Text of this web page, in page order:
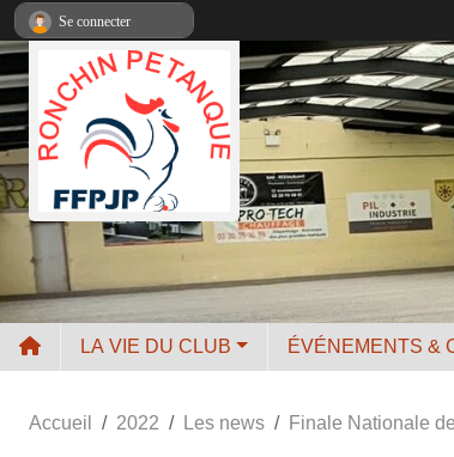
LA VIE DU CLUB ÉVÉNEMENTS &
Accueil 2022 Les news Finale Nationale
Se connecter
Panneau de gestion des cookies